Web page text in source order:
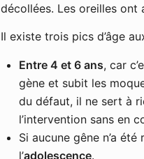
décollées. Les oreilles ont
Il existe trois pics d’âge
Entre 4 et 6 ans, car
gène et subit les
du défaut, il ne sert à
l’intervention sans en
Si aucune gêne n’a
l’adolescence.